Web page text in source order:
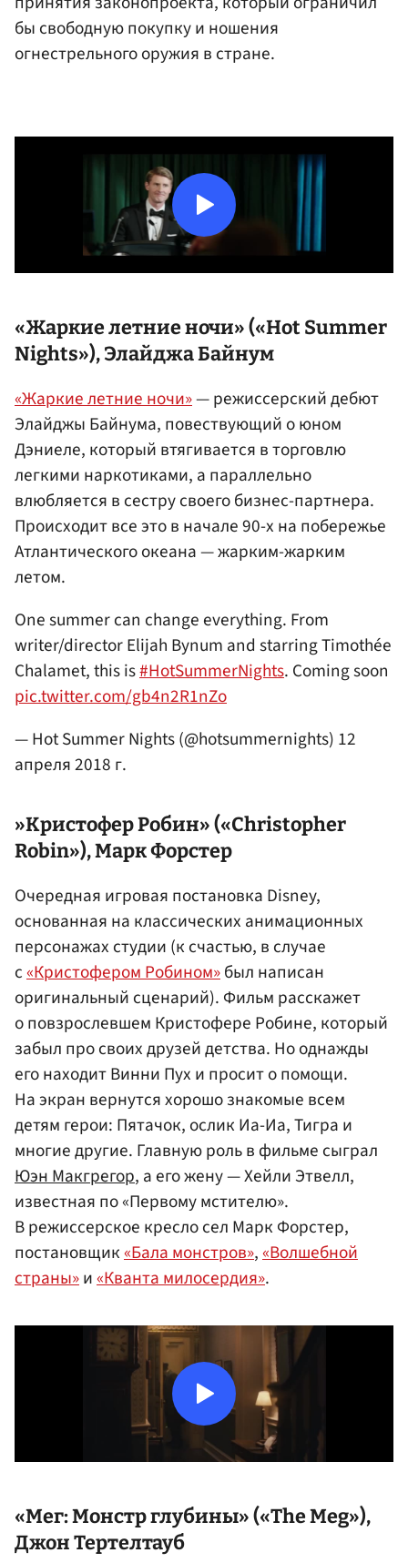
бы свободную покупку и ношения
огнестрельного оружия в стране.
«Жаркие летние ночи» («Hot Summer
Nights»), Элайджа Байнум
«Жаркие летние ночи»— режиссерский дебют
Элайджы Байнума, повествующий о юном
Дэниеле, который втягивается в торговлю
легкими наркотиками, а параллельно
влюбляется в сестру своего бизнес-партнера.
Происходит все это в начале 90-х на побережье
Атлантического океана — жарким-жарким
летом.
One summer can change everything. From
writer/director Elijah Bynum and starring Timothée
Chalamet, this is#HotSummerNights. Coming soon
pic.twitter.com/gb4n2R1nZo
— Hot Summer Nights (@hotsummernights) 12
апреля 2018 г.
»Кристофер Робин» («Christopher
Robin»),Марк Форстер
Очередная игровая постановка Disney,
основанная на классических анимационных
персонажах студии (к счастью, в случае
с«Кристофером Робином»был написан
оригинальный сценарий). Фильм расскажет
о повзрослевшем Кристофере Робине, который
забыл про своих друзей детства. Но однажды
его находит Винни Пух и просит о помощи.
На экран вернутся хорошо знакомые всем
детям герои: Пятачок, ослик Иа-Иа, Тигра и
многие другие. Главную роль в фильме сыграл
Юэн Макгрегор, а его жену — Хейли Этвелл,
известная по «Первому мстителю».
В режиссерское кресло сел Марк Форстер,
постановщик«Бала монстров»,«Волшебной
страны»и«Кванта милосердия».
«Мег: Монстр глубины» («The Meg»),
Джон Тертелтауб